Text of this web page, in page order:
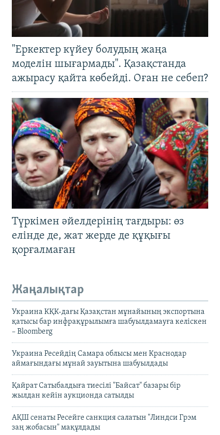
"Еркектер күйеу болудың жаңа
моделін шығармады". Қазақстанда
ажырасу қайта көбейді. Оған не себеп?
Түркімен әйелдерінің тағдыры: өз
елінде де, жат жерде де құқығы
қорғалмаған
Жаңалықтар
Украина КҚК-дағы Қазақстан мұнайының экспортына
қатысы бар инфрақұрылымға шабуылдамауға келіскен
– Bloomberg
Украина Ресейдің Самара облысы мен Краснодар
аймағындағы мұнай зауытына шабуылдады
Қайрат Сатыбалдыға тиесілі "Байсат" базары бір
жылдан кейін аукционда сатылды
АҚШ сенаты Ресейге санкция салатын "Линдси Грэм
заң жобасын" мақұлдады